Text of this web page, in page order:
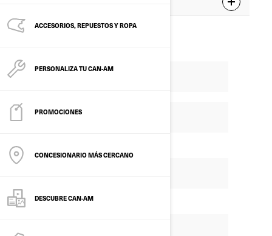
ACCESORIOS, REPUESTOS Y ROPA
PERSONALIZA TU CAN-AM
PROMOCIONES
CONCESIONARIO MÁS CERCANO
DESCUBRE CAN-AM